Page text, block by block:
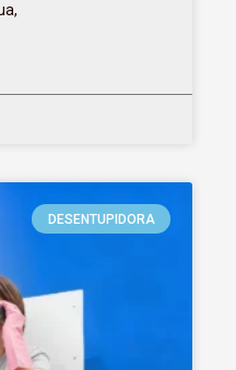
DESENTUPIDORA